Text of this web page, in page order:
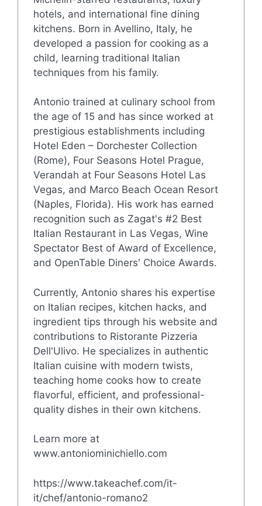
hotels, and international fine dining
kitchens. Born in Avellino, Italy, he
developed a passion for cooking as a
child, learning traditional Italian
techniques from his family.
Antonio trained at culinary school from
the age of 15 and has since worked at
prestigious establishments including
Hotel Eden – Dorchester Collection
(Rome), Four Seasons Hotel Prague,
Verandah at Four Seasons Hotel Las
Vegas, and Marco Beach Ocean Resort
(Naples, Florida). His work has earned
recognition such as Zagat's #2 Best
Italian Restaurant in Las Vegas, Wine
Spectator Best of Award of Excellence,
and OpenTable Diners' Choice Awards.
Currently, Antonio shares his expertise
on Italian recipes, kitchen hacks, and
ingredient tips through his website and
contributions to Ristorante Pizzeria
Dell'Ulivo. He specializes in authentic
Italian cuisine with modern twists,
teaching home cooks how to create
flavorful, efficient, and professional-
quality dishes in their own kitchens.
Learn more at
www.antoniominichiello.com
https://www.takeachef.com/it-
it/chef/antonio-romano2